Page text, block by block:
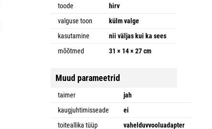
toode
hirv
valguse toon
külm valge
kasutamine
nii väljas kui ka sees
mõõtmed
31 × 14 × 27 cm
Muud parameetrid
taimer
jah
kaugjuhtimisseade
ei
toiteallika tüüp
vahelduvvooluadapter